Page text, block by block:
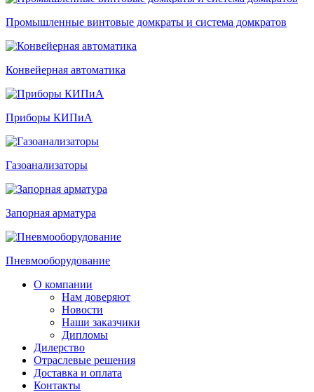
Промышленные винтовые домкраты и система домкратов
Конвейерная автоматика
Приборы КИПиА
Газоанализаторы
Запорная арматура
Пневмооборудование
О компании
Нам доверяют
Новости
Наши заказчики
Дипломы
Дилерство
Отраслевые решения
Доставка и оплата
Контакты